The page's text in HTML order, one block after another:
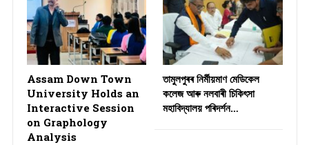
Assam Down Town
University Holds an
Interactive Session
on Graphology
Analysis
তামুলপুৰৰ নিৰ্মীয়মাণ মেডিকেল
কলেজ আৰু নলবাৰী চিকিৎসা
মহাবিদ্যালয় পৰিদৰ্শন…